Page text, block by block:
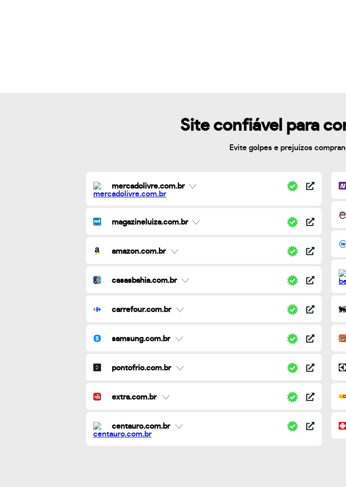
Site confiável para
Evite golpes e prejuízos
mercadolivre.com.br
magazineluiza.com.br
amazon.com.br
casasbahia.com.br
carrefour.com.br
samsung.com.br
pontofrio.com.br
extra.com.br
centauro.com.br